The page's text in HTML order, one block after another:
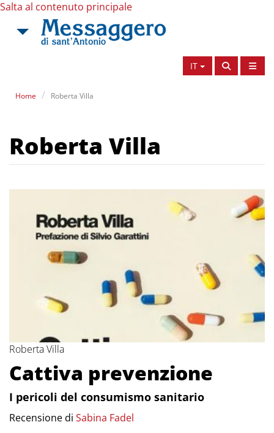
Salta al contenuto principale
IT
Home Roberta Villa
Roberta Villa
Roberta Villa
Cattiva prevenzione
I pericoli del consumismo sanitario
Recensione di Sabina Fadel